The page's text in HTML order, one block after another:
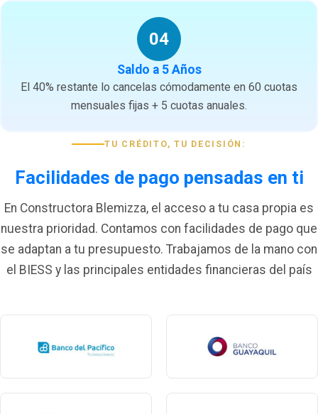
04
Saldo a 5 Años
El 40% restante lo cancelas cómodamente en 60 cuotas
mensuales fijas + 5 cuotas anuales.
TU CRÉDITO, TU DECISIÓN:
Facilidades de pago pensadas en ti
En Constructora Blemizza, el acceso a tu casa propia es
nuestra prioridad. Contamos con facilidades de pago que
se adaptan a tu presupuesto. Trabajamos de la mano con
el BIESS y las principales entidades financieras del país